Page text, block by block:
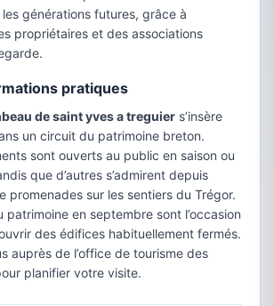
générations futures, grâce à
propriétaires et des associations
pratiques
de saint yves a treguier s’insère
un circuit du patrimoine breton.
sont ouverts au public en saison ou
que d’autres s’admirent depuis
promenades sur les sentiers du Trégor.
patrimoine en septembre sont l’occasion
des édifices habituellement fermés.
auprès de l’office de tourisme des
planifier votre visite.